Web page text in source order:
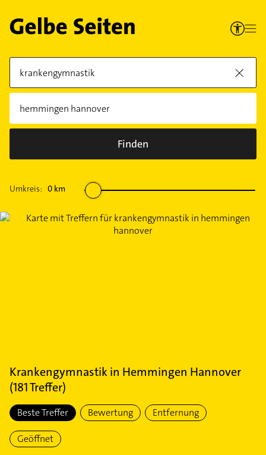
Finden
Umkreis: 0 km
Krankengymnastikin Hemmingen Hannover
(181Treffer)
Beste Treffer Bewertung Entfernung
Geöffnet